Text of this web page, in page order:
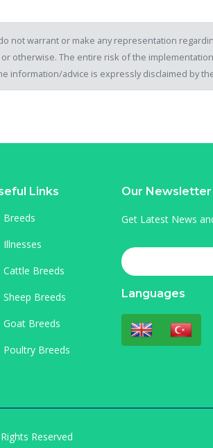
not warrant or make any representation
otherwise. The entire risk of the
information/advice is expressly disclaimed by
Links
Breeds
Illnesses
Cattle Breeds
Sheep Breeds
Goat Breeds
Poultry Breeds
Our Newsletter
Get Latest News
Languages
Reserved